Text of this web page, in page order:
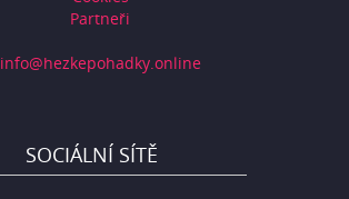
Partneři
info@hezkepohadky.online
SOCIÁLNÍ SÍTĚ